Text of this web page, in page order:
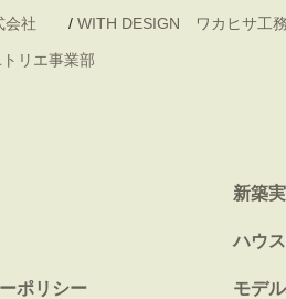
会社 / WITH DESIGN ワカヒサ工
リエ事業部
新築
ハウ
ポリシー モデ